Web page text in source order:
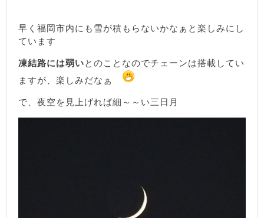
早く福岡市内にも雪が積もらないかなぁと楽しみにし
ています
凍結路には弱いとのことなのでチェーンは搭載してい
ますが、楽しみだなぁ
で、夜空を見上げれば細～～い三日月